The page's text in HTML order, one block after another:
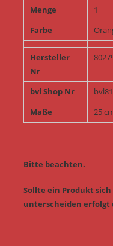
Menge
1
Farbe
Hersteller
Nr
bvl Shop Nr
Maße
25
Bitte beachten.
Sollte ein Produkt
unterscheiden erfolgt